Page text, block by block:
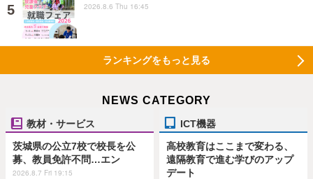
2026.8.6 Thu 16:45
ランキングをもっと見る
NEWS CATEGORY
教材・サービス
茨城県の公立7校で校長を公
募、教員免許不問…エン
2026.8.7 Fri 19:15
ICT機器
高校教育はここまで変わる、
遠隔教育で進む学びのアップ
デート